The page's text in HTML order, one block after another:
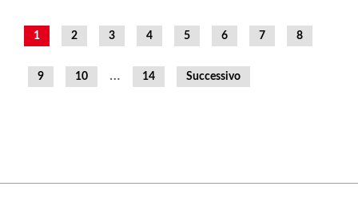
1 2 3 4 5 6 7 8
9 10 … 14 Successivo